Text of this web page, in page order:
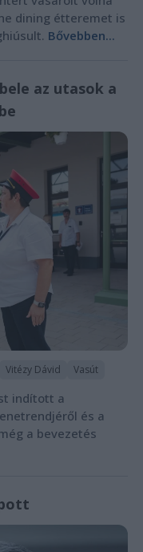
dining étteremet is
Bővebben...
az utasok a
Vitézy Dávid Vasút
indított a
és a
a bevezetés